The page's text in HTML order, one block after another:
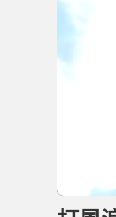
n
u